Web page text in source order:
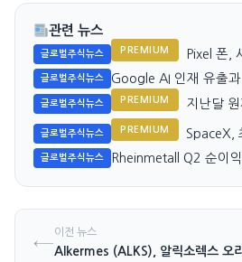
관련 뉴스
글로벌주식뉴스 PREMIUM
Pixel 폰,
상될 예정
글로벌주식뉴스 Google AI 인재 유출과
글로벌주식뉴스 PREMIUM
지난달
글로벌주식뉴스 PREMIUM
SpaceX,
압력 직면
글로벌주식뉴스
Rheinmetall Q2 순이
←이전 뉴스
Alkermes (ALKS), 알릭소렉스 오